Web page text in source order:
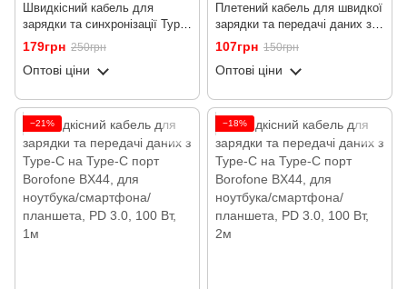
Швидкісний кабель для
зарядки та синхронізації Type-
C - Type-C для ноутбука/
смартфона/планшета Hoco
X93, 240 Вт, PD 3.1, 1м
179грн 250грн
Оптові ціни
Плетений кабель для швидкої
зарядки та передачі даних з
Type-C на Type-C Hoco X89,
для ноутбука/смартфона/
планшета, 60 Вт, 1м
107грн 150грн
Оптові ціни
−21% −18%